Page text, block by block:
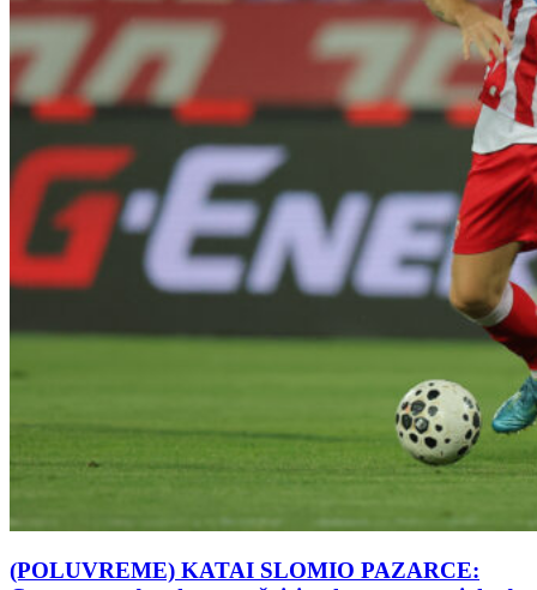
(POLUVREME) KATAI SLOMIO PAZARCE: